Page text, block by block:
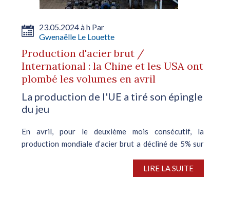
23.05.2024 à h Par
Gwenaëlle Le Louette
Production d'acier brut /
International : la Chine et les USA ont
plombé les volumes en avril
La production de l'UE a tiré son épingle
du jeu
En avril, pour le deuxième mois consécutif, la
production mondiale d’acier brut a décliné de 5% sur
performances affichées par la Chine. Fait
LIRE LA SUITE